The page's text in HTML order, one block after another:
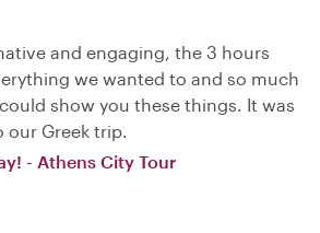
and engaging, the 3 hours
we wanted to and so much
show you these things. It was
Greek trip.
- Athens City Tour